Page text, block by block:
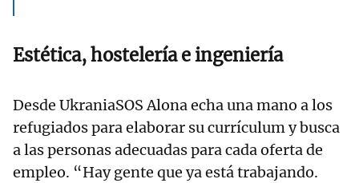
Estética, hostelería e ingeniería
Desde UkraniaSOS Alona echa una mano a los
refugiados para elaborar su currículum y busca
a las personas adecuadas para cada oferta de
empleo. “Hay gente que ya está trabajando.